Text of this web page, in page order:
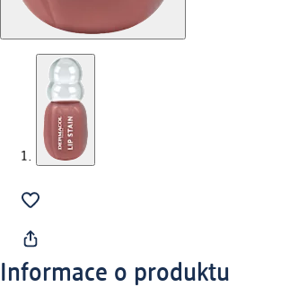
Informace o produktu